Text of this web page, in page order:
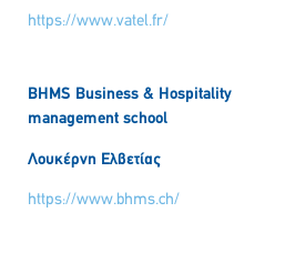
https://www.vatel.fr/
BHMS Business & Hospitality
management school
Λουκέρνη Ελβετίας
https://www.bhms.ch/